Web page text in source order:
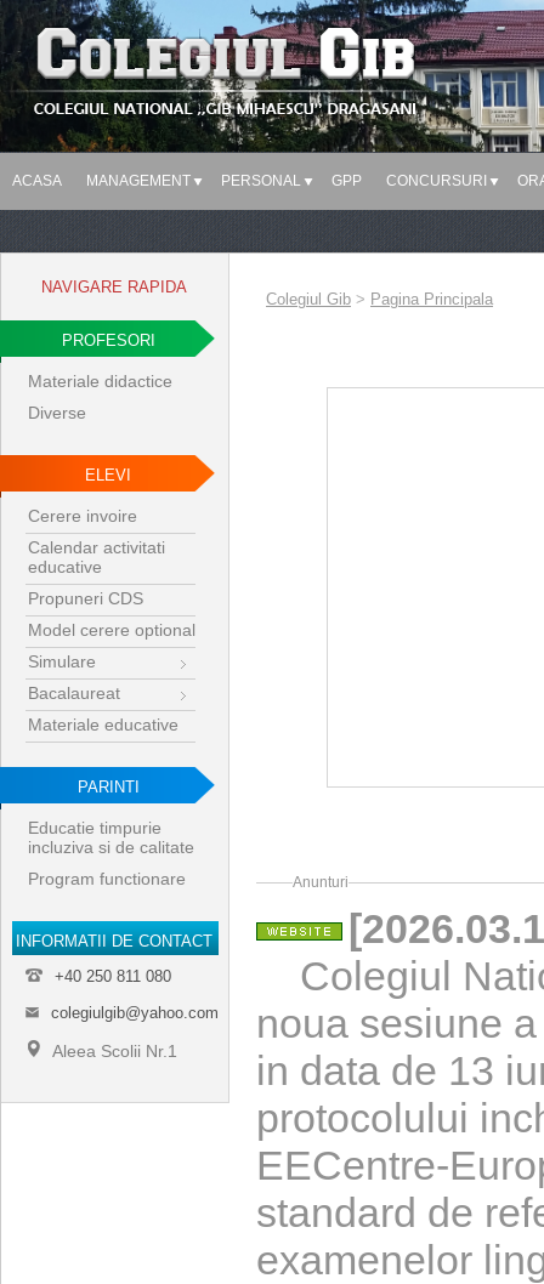
ACASA MANAGEMENT PERSONAL GPP CONCURSURI
NAVIGARE RAPIDA
PROFESORI
Materiale didactice
Diverse
ELEVI
Cerere invoire
Calendar activitati
educative
Propuneri CDS
Model cerere optional
Simulare
Bacalaureat
Materiale educative
PARINTI
Educatie timpurie
incluziva si de calitate
Program functionare
INFORMATII DE CONTACT
+40 250 811 080
colegiulgib@yahoo.com
Aleea Scolii Nr.1
Colegiul Gib > Pagina Principala
Anunturi
Colegiul
noua sesiune
in data de 13
protocolului
EECentre-
standard de
examenelor